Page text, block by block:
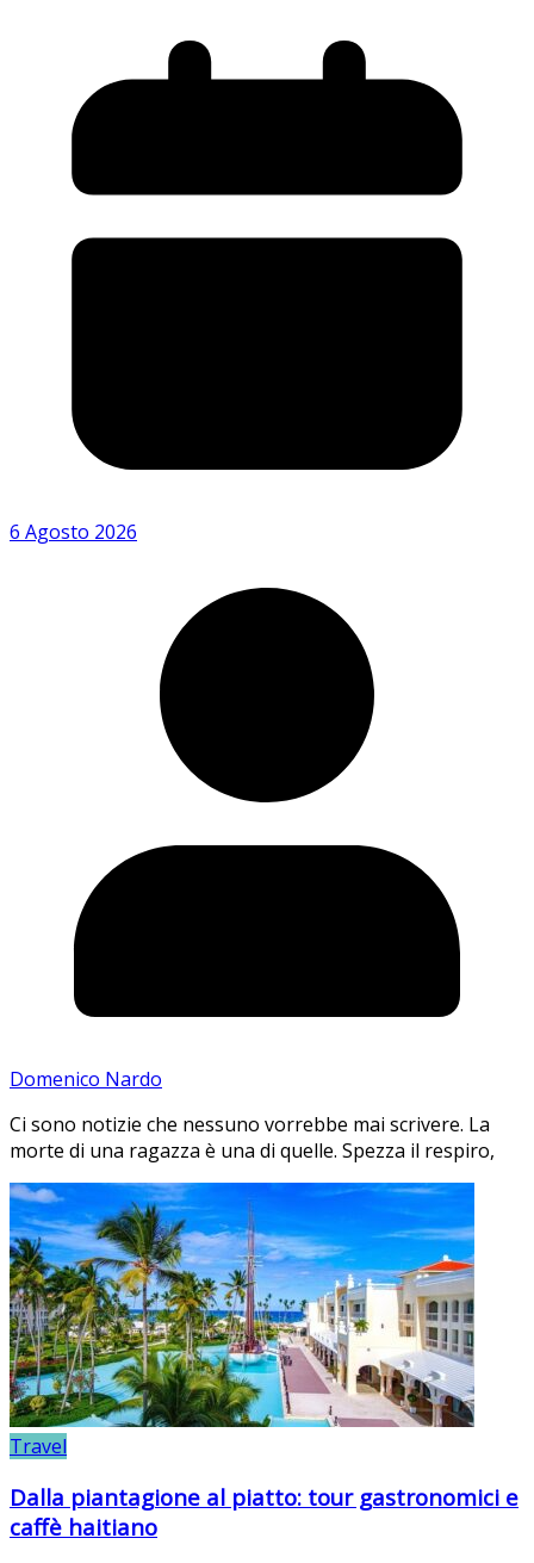
6 Agosto 2026
Domenico Nardo
Ci sono notizie che nessuno vorrebbe mai scrivere. La
morte di una ragazza è una di quelle. Spezza il respiro,
Travel
Dalla piantagione al piatto: tour gastronomici e
caffè haitiano